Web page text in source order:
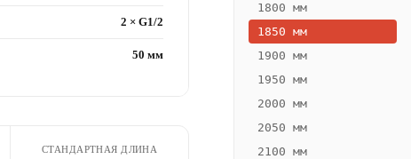
2 × G1/2
50 мм
СТАНДАРТНАЯ ДЛИНА
1800 мм
1850 мм
1900 мм
1950 мм
2000 мм
2050 мм
2100 мм